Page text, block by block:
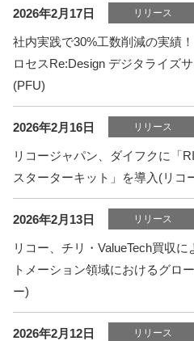
2026年2月17日 リリース
社内実践で30%工数削減の実績
ロセスRe:Design デジタライズ
(PFU)
2026年2月16日 リリース
リコージャパン、ダイフクに「
スターターキット」を導入(リコ
2026年2月13日 リリース
リコー、チリ・ValueTech買収
トメーション領域におけるグロ
ー)
2026年2月12日 リリース